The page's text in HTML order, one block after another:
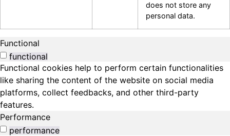
does not store any
personal data.
Functional
functional
Functional cookies help to perform certain functionalities
like sharing the content of the website on social media
platforms, collect feedbacks, and other third-party
features.
Performance
performance